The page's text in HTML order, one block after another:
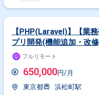
ル：アジャイル ■チーム体制：エンジニアは現状社員2名、業務委託2名で
す。
【PHP(Laravel)】【業
プリ開発(機能追加・改
フルリモート
650,000円/月
東京都
浜松町駅